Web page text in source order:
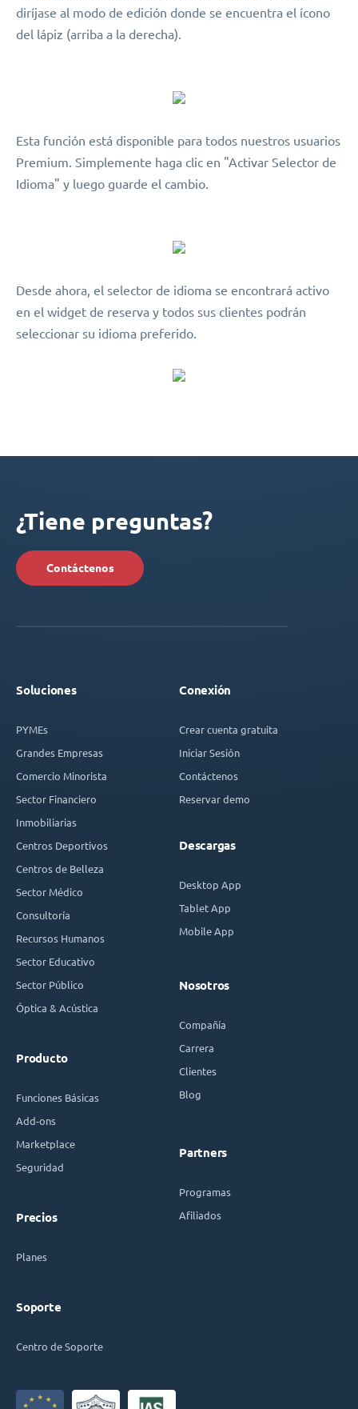
diríjase al modo de edición donde se encuentra el ícono
del lápiz (arriba a la derecha).
Esta función está disponible para todos nuestros usuarios
Premium. Simplemente haga clic en "Activar Selector de
Idioma" y luego guarde el cambio.
Desde ahora, el selector de idioma se encontrará activo
en el widget de reserva y todos sus clientes podrán
seleccionar su idioma preferido.
¿Tiene preguntas?
Contáctenos
Soluciones
PYMEs
Grandes Empresas
Comercio Minorista
Sector Financiero
Inmobiliarias
Centros Deportivos
Centros de Belleza
Sector Médico
Consultoría
Recursos Humanos
Sector Educativo
Sector Público
Óptica & Acústica
Producto
Funciones Básicas
Add-ons
Marketplace
Seguridad
Precios
Planes
Soporte
Centro de Soporte
Conexión
Crear cuenta gratuita
Iniciar Sesión
Contáctenos
Reservar demo
Descargas
Desktop App
Tablet App
Mobile App
Nosotros
Compañía
Carrera
Clientes
Blog
Partners
Programas
Afiliados